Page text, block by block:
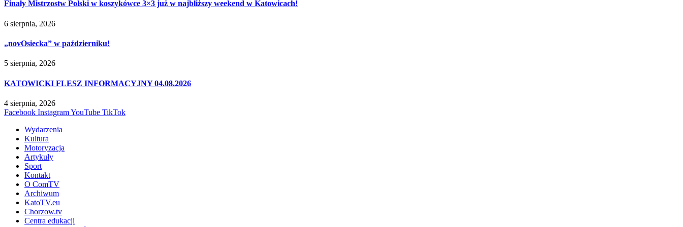
Finały Mistrzostw Polski w koszykówce 3×3 już w najbliższy weekend w Katowicach!
6 sierpnia, 2026
„novOsiecka” w październiku!
5 sierpnia, 2026
KATOWICKI FLESZ INFORMACYJNY 04.08.2026
4 sierpnia, 2026
Facebook InstagramYouTube TikTok
Wydarzenia
Kultura
Motoryzacja
Artykuły
Sport
Kontakt
O ComTV
Archiwum
KatoTV.eu
Chorzow.tv
Centra edukacji